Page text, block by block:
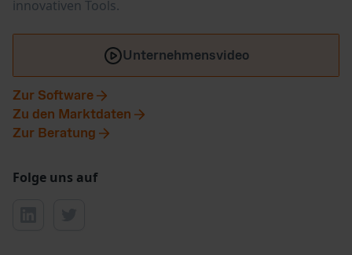
innovativen Tools.
Unternehmensvideo
Zur Software
Zu den Marktdaten
Zur Beratung
Folge uns auf